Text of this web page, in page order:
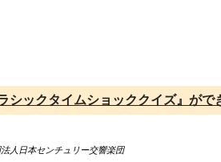
シックタイムショッククイズ』がで
人日本センチュリー交響楽団